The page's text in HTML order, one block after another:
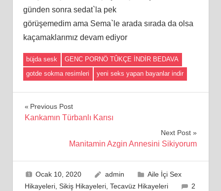
günden sonra sedat`la pek
görüşemedim ama Sema`le arada sırada da olsa
kaçamaklarımız devam ediyor
büjda sesk
GENC PORNÖ TÛKÇE İNDİR BEDAVA
gotde sokma resimleri
yeni seks yapan bayanlar indir
Yazı
Previous Post
Kankamın Türbanlı Karısı
Next Post
Manitamin Azgin Annesini Sikiyorum
Ocak 10, 2020 admin
Aile İçi Sex
Hikayeleri, Sikiş Hikayeleri, Tecavüz Hikayeleri
2